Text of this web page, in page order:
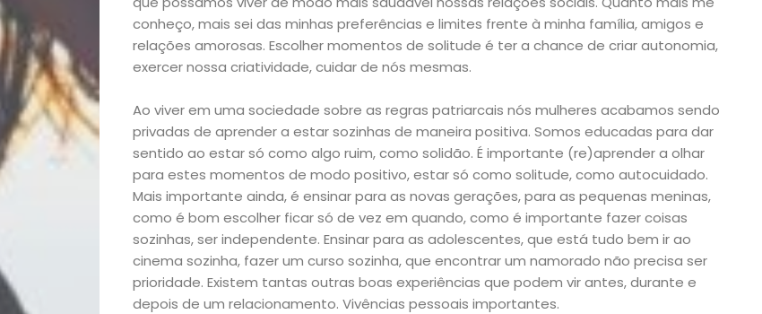
e
Decoração
Exclusiva
Homem
Mães
&
conheço, mais sei das minhas preferências e limites frente à minha família, amigos e
relações amorosas. Escolher momentos de solitude é ter a chance de criar autonomia,
exercer nossa criatividade, cuidar de nós mesmas.
Ao viver em uma sociedade sobre as regras patriarcais nós mulheres acabamos sendo
privadas de aprender a estar sozinhas de maneira positiva. Somos educadas para dar
sentido ao estar só como algo ruim, como solidão. É importante (re)aprender a olhar
para estes momentos de modo positivo, estar só como solitude, como autocuidado.
Mais importante ainda, é ensinar para as novas gerações, para as pequenas meninas,
como é bom escolher ficar só de vez em quando, como é importante fazer coisas
sozinhas, ser independente. Ensinar para as adolescentes, que está tudo bem ir ao
cinema sozinha, fazer um curso sozinha, que encontrar um namorado não precisa ser
prioridade. Existem tantas outras boas experiências que podem vir antes, durante e
depois de um relacionamento. Vivências pessoais importantes.